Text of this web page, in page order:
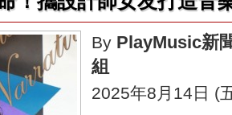
By PlayMusic新
組
2025年8月14日 (